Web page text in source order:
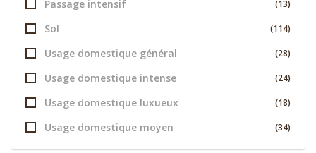
Passage intensif (13)
Sol (114)
Usage domestique général (28)
Usage domestique intense (24)
Usage domestique luxueux (18)
Usage domestique moyen (34)